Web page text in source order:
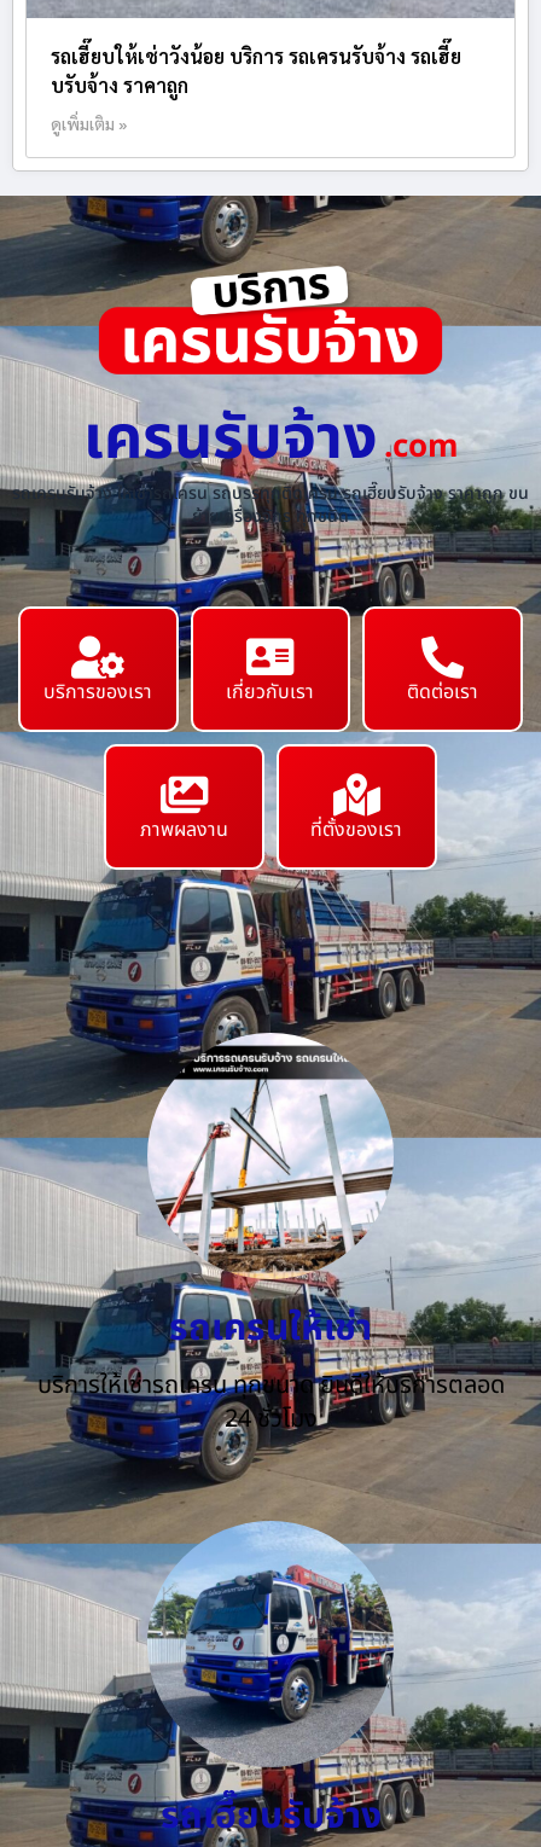
รถเฮี๊ยบให้เช่าวังน้อย บริการ รถเครนรับจ้าง รถเฮี๊ย
บรับจ้าง ราคาถูก
ดูเพิ่มเติม »
เครนรับจ้าง.com
รถเครนรับจ้าง ให้เช่ารถเครน รถบรรทุกติดเครน รถเฮี๊ยบรับจ้าง ราคาถูก ขน
ย้ายเครื่องจักร ทุกชนิด
บริการของเรา เกี่ยวกับเรา ติดต่อเรา
ภาพผลงาน ที่ตั้งของเรา
รถเครนให้เช่า
บริการให้เช่ารถเครน ทุกขนาด ยินดีให้บริการตลอด
24 ชั่วโมง
รถเฮี๊ยบรับจ้าง